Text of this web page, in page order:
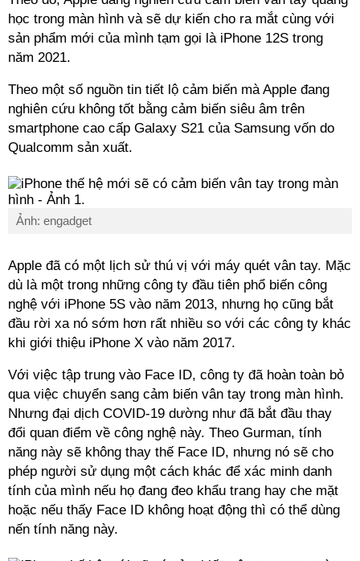
học trong màn hình và sẽ dự kiến cho ra mắt cùng với
sản phẩm mới của mình tạm gọi là iPhone 12S trong
năm 2021.
Theo một số nguồn tin tiết lộ cảm biến mà Apple đang
nghiên cứu không tốt bằng cảm biến siêu âm trên
smartphone cao cấp Galaxy S21 của Samsung vốn do
Qualcomm sản xuất.
Ảnh: engadget
Apple đã có một lịch sử thú vị với máy quét vân tay. Mặc
dù là một trong những công ty đầu tiên phổ biến công
nghệ với iPhone 5S vào năm 2013, nhưng họ cũng bắt
đầu rời xa nó sớm hơn rất nhiều so với các công ty khác
khi giới thiệu iPhone X vào năm 2017.
Với việc tập trung vào Face ID, công ty đã hoàn toàn bỏ
qua việc chuyển sang cảm biến vân tay trong màn hình.
Nhưng đại dịch COVID-19 dường như đã bắt đầu thay
đổi quan điểm về công nghệ này. Theo Gurman, tính
năng này sẽ không thay thế Face ID, nhưng nó sẽ cho
phép người sử dụng một cách khác để xác minh danh
tính của mình nếu họ đang đeo khẩu trang hay che mặt
hoặc nếu thấy Face ID không hoạt động thì có thể dùng
nến tính năng này.